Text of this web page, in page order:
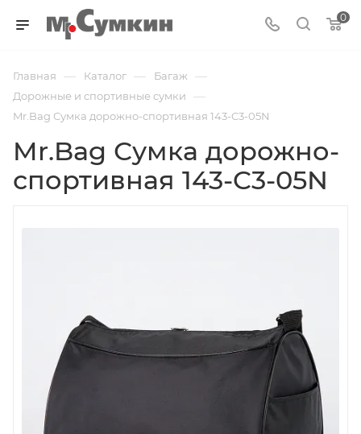
0
Главная — Каталог — Багаж —
Дорожные и спортивные сумки —
Mr.Bag Сумка дорожно-спортивная 143-C3-05N
Mr.Bag Сумка дорожно-
спортивная 143-C3-05N